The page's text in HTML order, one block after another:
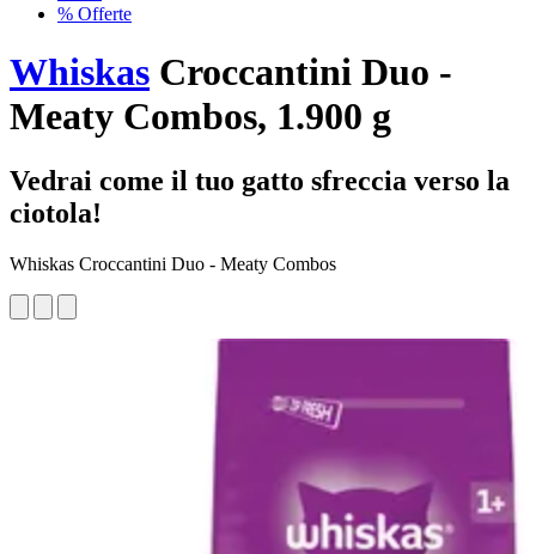
% Offerte
Whiskas Croccantini Duo -
Meaty Combos, 1.900 g
Vedrai come il tuo gatto sfreccia verso la
ciotola!
Whiskas Croccantini Duo - Meaty Combos